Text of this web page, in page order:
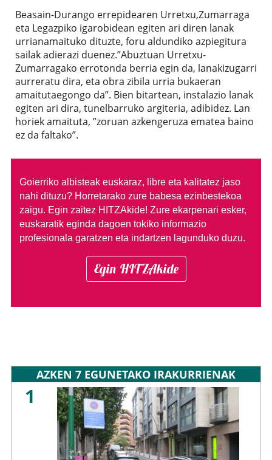
Beasain-Durango errepidearen Urretxu,Zumarraga
eta Legazpiko igarobidean egiten ari diren lanak
urrianamaituko dituzte, foru aldundiko azpiegitura
sailak adierazi duenez.”Abuztuan Urretxu-
Zumarragako errotonda berria egin da, lanakizugarri
aurreratu dira, eta obra zibila urria bukaeran
amaitutaegongo da”. Bien bitartean, instalazio lanak
egiten ari dira, tunelbarruko argiteria, adibidez. Lan
horiek amaituta, ”zoruan azkengeruza ematea baino
ez da faltako”.
Goierriko albisteak euskaraz, libre eta kalitatez jaso
nahi dituzu? Horretarako zure babesa ezinbestekoa
zaigu. Egin zaitez HITZAkide! Zure ekarpenari esker,
euskaratik eginda dagoen tokiko informazio
profesionala garatzen eta indartzen lagunduko duzu.
Egin HITZAkide
AZKEN 7 EGUNETAKO IRAKURRIENAK
1